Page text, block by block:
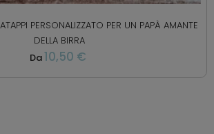
PERSONALIZZATO PER UN PAPÀ AMANTE
DELLA BIRRA
Da10,50 €